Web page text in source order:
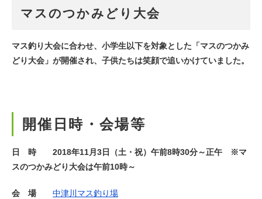
マスのつかみどり大会
マス釣り大会に合わせ、小学生以下を対象とした「マスのつかみ
どり大会」が開催され、子供たちは笑顔で追いかけていました。
開催日時・会場等
日 時 2018年11月3日（土・祝）午前8時30分～正午 ※マ
スのつかみどり大会は午前10時～
会 場 中津川マス釣り場